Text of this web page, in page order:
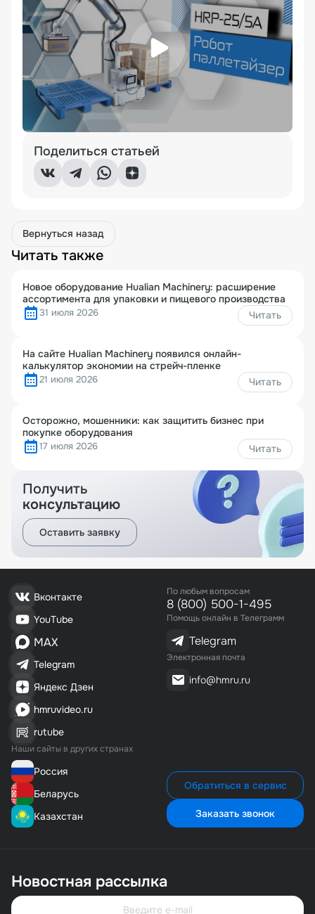
Поделиться статьей
Вернуться назад
Читать также
Новое оборудование Hualian Machinery: расширение
ассортимента для упаковки и пищевого производства
31 июля 2026 Читать
На сайте Hualian Machinery появился онлайн-
калькулятор экономии на стрейч-пленке
21 июля 2026 Читать
Осторожно, мошенники: как защитить бизнес при
покупке оборудования
17 июля 2026 Читать
Получить
консультацию
Оставить заявку
Вконтакте
YouTube
MAX
Telegram
Яндекс Дзен
hmruvideo.ru
rutube
Наши сайты в других странах
Россия
Беларусь
Казахстан
По любым вопросам
8 (800) 500-1-495
Помощь онлайн в Телеграмм
Telegram
Электронная почта
info@hmru.ru
Обратиться в сервис
Заказать звонок
Новостная рассылка